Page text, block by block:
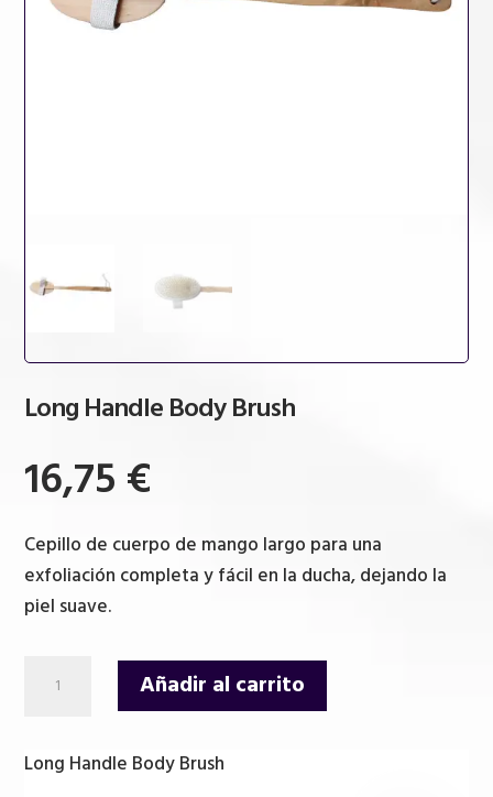
Long Handle Body Brush
16,75€
Cepillo de cuerpo de mango largo para una
exfoliación completa y fácil en la ducha, dejando la
piel suave.
Handle
Brush
Añadir al carrito
Long Handle Body Brush